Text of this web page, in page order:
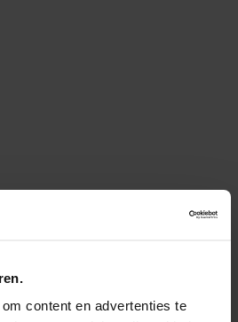
content en advertenties te